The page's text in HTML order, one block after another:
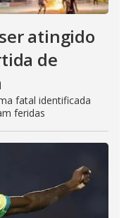
atingido
de
fatal identificada
feridas